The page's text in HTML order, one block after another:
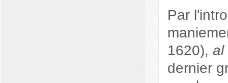
Par
1620),al
dernier